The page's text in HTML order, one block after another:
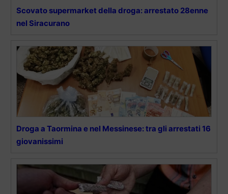
Scovato supermarket della droga: arrestato 28enne
nel Siracurano
Droga a Taormina e nel Messinese: tra gli arrestati 16
giovanissimi